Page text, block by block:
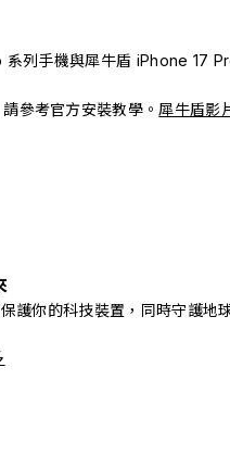
列手機與犀牛盾 iPhone 17
參考官方安裝教學。 犀牛盾影
護你的科技裝置，同時守護